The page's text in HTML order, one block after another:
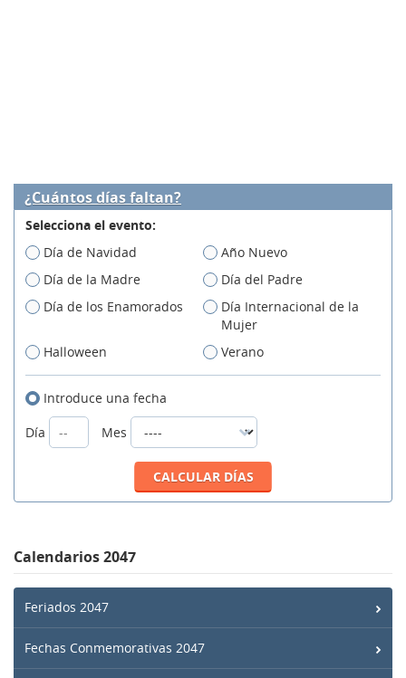
¿Cuántos días faltan?
Selecciona el evento:
Día de Navidad
Año Nuevo
Día de la Madre
Día del Padre
Día de los Enamorados
Día Internacional de la
Mujer
Halloween
Verano
Introduce una fecha
Día
Mes
Calendarios 2047
Feriados 2047
Fechas Conmemorativas 2047